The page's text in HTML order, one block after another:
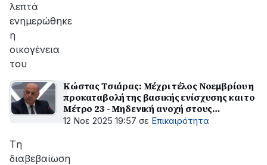
λεπτά
ενημερώθηκε
η
οικογένεια
του
Κώστας Τσιάρας: Μέχρι τέλος Νοεμβρίου η
προκαταβολή της βασικής ενίσχυσης και το
Μέτρο 23 - Μηδενική ανοχή στους
παράνομους εμβολιασμούς
12 Νοε 2025 19:57 σε Επικαιρότητα
Tη
διαβεβαίωση